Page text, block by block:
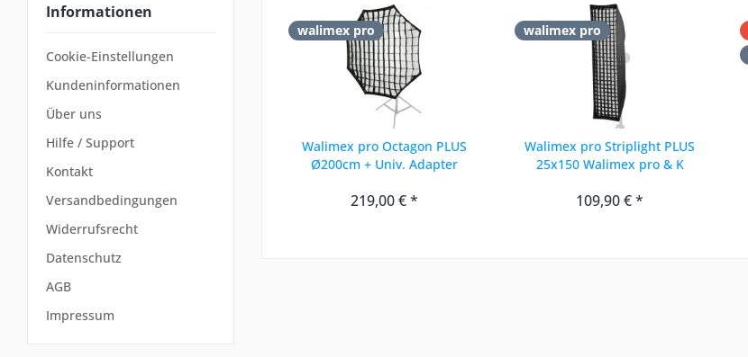
Informationen
Cookie-Einstellungen
Kundeninformationen
Über uns
Hilfe / Support
Kontakt
Versandbedingungen
Widerrufsrecht
Datenschutz
AGB
Impressum
walimex pro
Walimex pro Octagon PLUS
Ø200cm + Univ. Adapter
219,00 € *
walimex pro
Walimex pro Striplight PLUS
25x150 Walimex pro & K
109,90 € *